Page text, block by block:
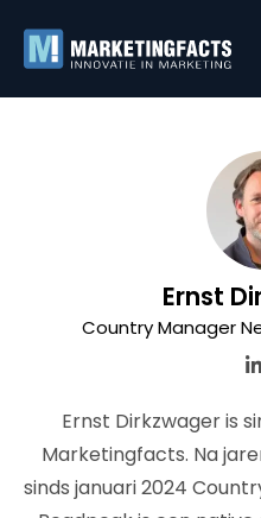
Ernst
Country Manager
Ernst Dirkzwager is
Marketingfacts. Na
sinds januari 2024